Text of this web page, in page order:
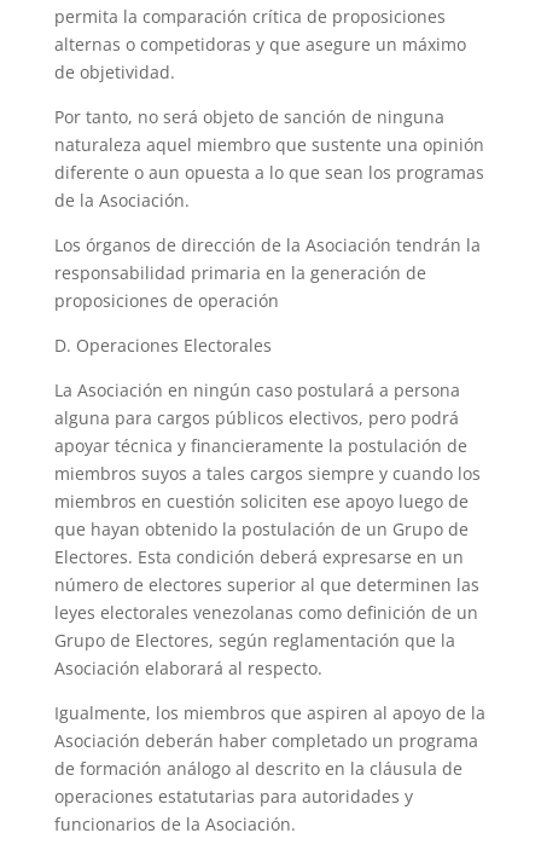
permita la comparación crítica de proposiciones
alternas o competidoras y que asegure un máximo
de objetividad.
Por tanto, no será objeto de sanción de ninguna
naturaleza aquel miembro que sustente una opinión
diferente o aun opuesta a lo que sean los programas
de la Asociación.
Los órganos de dirección de la Asociación tendrán la
responsabilidad primaria en la generación de
proposiciones de operación
D. Operaciones Electorales
La Asociación en ningún caso postulará a persona
alguna para cargos públicos electivos, pero podrá
apoyar técnica y financieramente la postulación de
miembros suyos a tales cargos siempre y cuando los
miembros en cuestión soliciten ese apoyo luego de
que hayan obtenido la postulación de un Grupo de
Electores. Esta condición deberá expresarse en un
número de electores superior al que determinen las
leyes electorales venezolanas como definición de un
Grupo de Electores, según reglamentación que la
Asociación elaborará al respecto.
Igualmente, los miembros que aspiren al apoyo de la
Asociación deberán haber completado un programa
de formación análogo al descrito en la cláusula de
operaciones estatutarias para autoridades y
funcionarios de la Asociación.